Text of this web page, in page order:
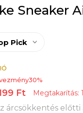
Sneaker
Pick
30%
Ft Megtakarítás:
árcsökkentés előtti